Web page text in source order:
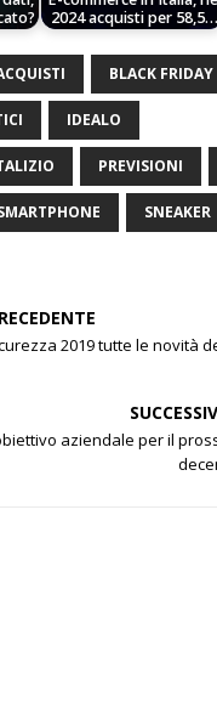
2024 acquisti per 58,5…
BLACK FRIDAY
IDEALO
PREVISIONI
SNEAKER
2019 tutte le novità
aziendale per il